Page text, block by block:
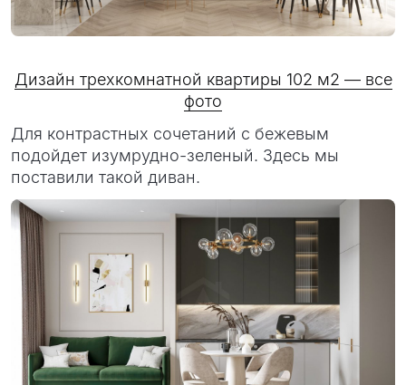
Дизайн трехкомнатной квартиры 102 м2 — все
фото
Для контрастных сочетаний с бежевым
подойдет изумрудно-зеленый. Здесь мы
поставили такой диван.